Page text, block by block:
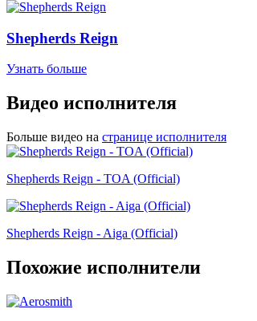
Shepherds Reign
Узнать больше
Видео исполнителя
Больше видео на странице исполнителя
Shepherds Reign - TOA (Official)
Shepherds Reign - Aiga (Official)
Похожие исполнители